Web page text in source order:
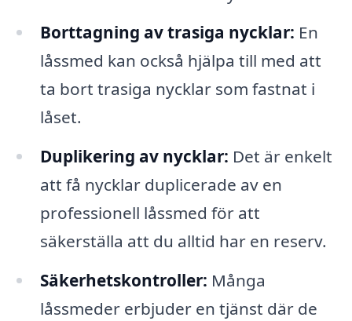
Borttagning av trasiga nycklar: En
låssmed kan också hjälpa till med att
ta bort trasiga nycklar som fastnat i
låset.
Duplikering av nycklar: Det är enkelt
att få nycklar duplicerade av en
professionell låssmed för att
säkerställa att du alltid har en reserv.
Säkerhetskontroller: Många
låssmeder erbjuder en tjänst där de